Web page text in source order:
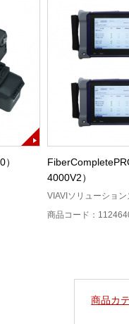
4000V2）
VIAVIソリューション
商品コード：
商品カ